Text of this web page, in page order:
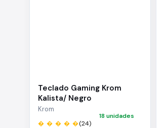
Teclado Gaming Krom
Kalista/ Negro
Krom
� � � � �(24)
18 unidades